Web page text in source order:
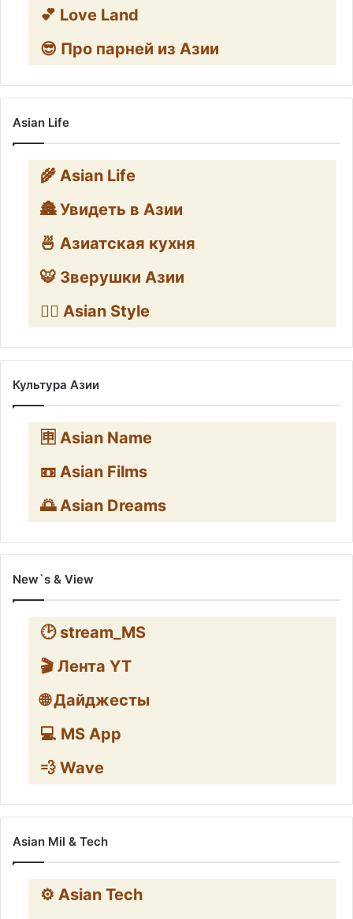
💕 Love Land
😎 Про парней из Азии
Asian Life
🌾 Asian Life
🏯 Увидеть в Азии
🍜 Азиатская кухня
🐯 Зверушки Азии
🧛‍♂️ Asian Style
Культура Азии
🈸 Asian Name
📼 Asian Films
🌅 Asian Dreams
New`s & View
🕑 stream_MS
🎬 Лента YT
🌐 Дайджесты
💻 MS App
💨 Wave
Asian Mil & Tech
⚙️ Asian Tech